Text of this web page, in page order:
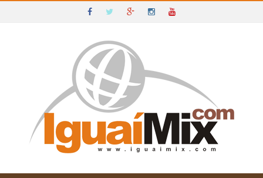
IGUAÍ E SUDOESTE DA BAHIA